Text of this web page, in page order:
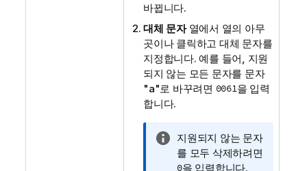
바뀝니다.
대체 문자열에서 열의 아무
곳이나 클릭하고 대체 문자를
지정합니다. 예를 들어, 지원
되지 않는 모든 문자를 문자
"a"로 바꾸려면 0061을 입력
합니다.
정
보
메
지원되지 않는 문자
를 모두 삭제하려면
0을 입력합니다.